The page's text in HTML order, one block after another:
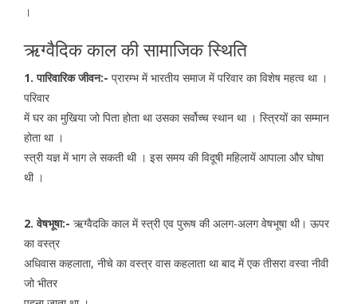
।
ऋग्वैदिक काल की सामाजिक स्थिति
1. पारिवारिक जीवन:- प्रारम्भ में भारतीय समाज में परिवार का विशेष महत्व था ।
परिवार
में घर का मुखिया जो पिता होता था उसका सर्वोच्च स्थान था । स्त्रियों का सम्मान
होता था ।
स्त्री यज्ञ में भाग ले सकती थी । इस समय की विदूषी महिलायें आपाला और घोषा
थी ।
2. वेषभूषा:- ऋग्वैदकि काल में स्त्री एव पुरूष की अलग-अलग वेषभूषा थी। ऊपर
का वस्त्र
अधिवास कहलाता, नीचे का वस्त्र वास कहलाता था बाद में एक तीसरा वस्वा नीवी
जो भीतर